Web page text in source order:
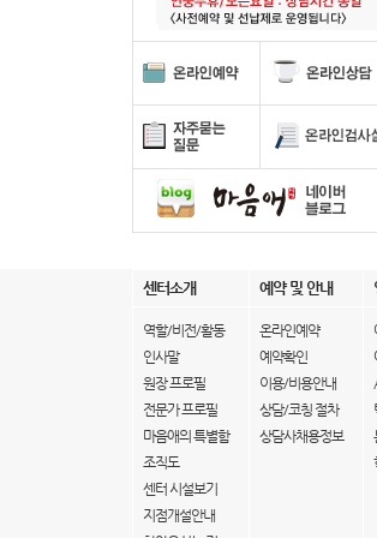
센터소개 예약 및 안내
역할/비전/활동
인사말
원장 프로필
전문가 프로필
마음애의 특별함
조직도
센터 시설보기
지점개설안내
온라인예약
예약확인
이용/비용안내
상담/코칭 절차
상담사채용정보